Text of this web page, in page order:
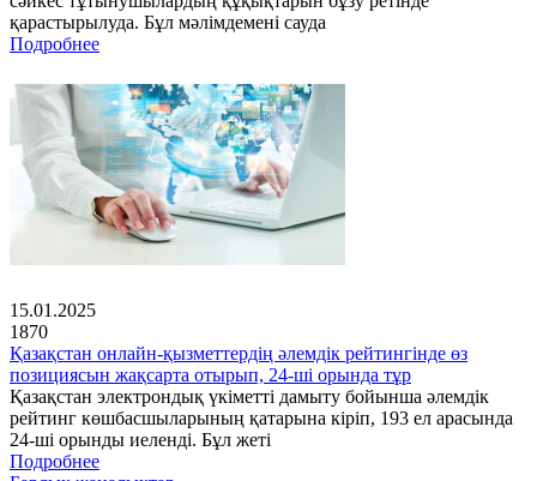
қарастырылуда. Бұл мәлімдемені сауда
Подробнее
15.01.2025
1870
Қазақстан онлайн-қызметтердің әлемдік рейтингінде өз
позициясын жақсарта отырып, 24-ші орында тұр
Қазақстан электрондық үкіметті дамыту бойынша әлемдік
рейтинг көшбасшыларының қатарына кіріп, 193 ел арасында
24-ші орынды иеленді. Бұл жеті
Подробнее